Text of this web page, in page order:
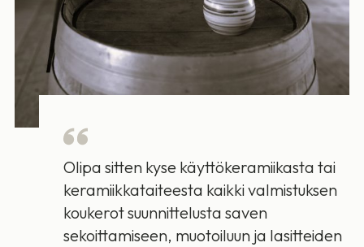
Olipa sitten kyse käyttökeramiikasta tai
keramiikkataiteesta kaikki valmistuksen
koukerot suunnittelusta saven
sekoittamiseen, muotoiluun ja lasitteiden